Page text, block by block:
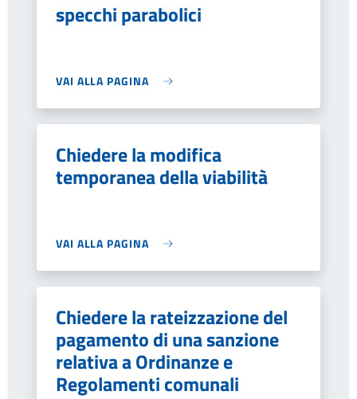
specchi parabolici
VAI ALLA PAGINA
Chiedere la modifica
temporanea della viabilità
VAI ALLA PAGINA
Chiedere la rateizzazione del
pagamento di una sanzione
relativa a Ordinanze e
Regolamenti comunali